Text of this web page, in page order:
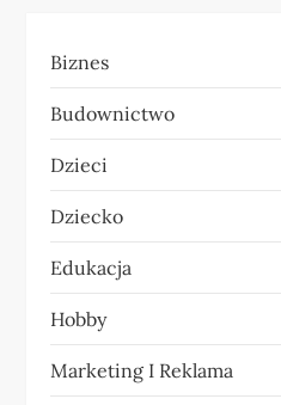
j
a
w
p
i
s
u
Biznes
Budownictwo
Dzieci
Dziecko
Edukacja
Hobby
Marketing I Reklama